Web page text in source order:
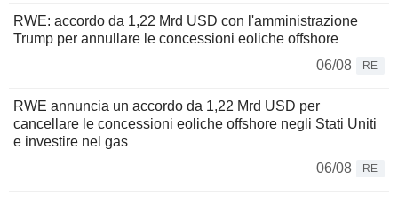
RWE: accordo da 1,22 Mrd USD con l'amministrazione
Trump per annullare le concessioni eoliche offshore
06/08
RE
RWE annuncia un accordo da 1,22 Mrd USD per
cancellare le concessioni eoliche offshore negli Stati Uniti
e investire nel gas
06/08
RE